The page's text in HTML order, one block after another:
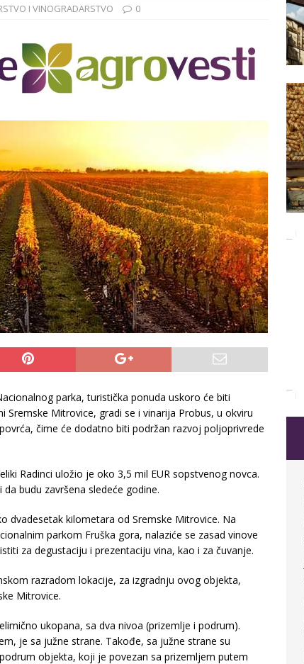
5 за чистији свет!
EKOLOGIJA
I VINOGRADARSTVO 0
parka, turistička ponuda uskoro će biti
Sremske Mitrovice, gradi se i vinarija Probus, u okviru
čime će dodatno biti podržan razvoj poljoprivrede
Radinci uložio je oko 3,5 mil EUR sopstvenog novca.
budu završena sledeće godine.
dvadesetak kilometara od Sremske Mitrovice. Na
parkom Fruška gora, nalaziće se zasad vinove
za degustaciju i prezentaciju vina, kao i za čuvanje.
razradom lokacije, za izgradnju ovog objekta,
Mitrovice.
ukopana, sa dva nivoa (prizemlje i podrum).
je sa južne strane. Takođe, sa južne strane su
objekta, koji je povezan sa prizemljem putem